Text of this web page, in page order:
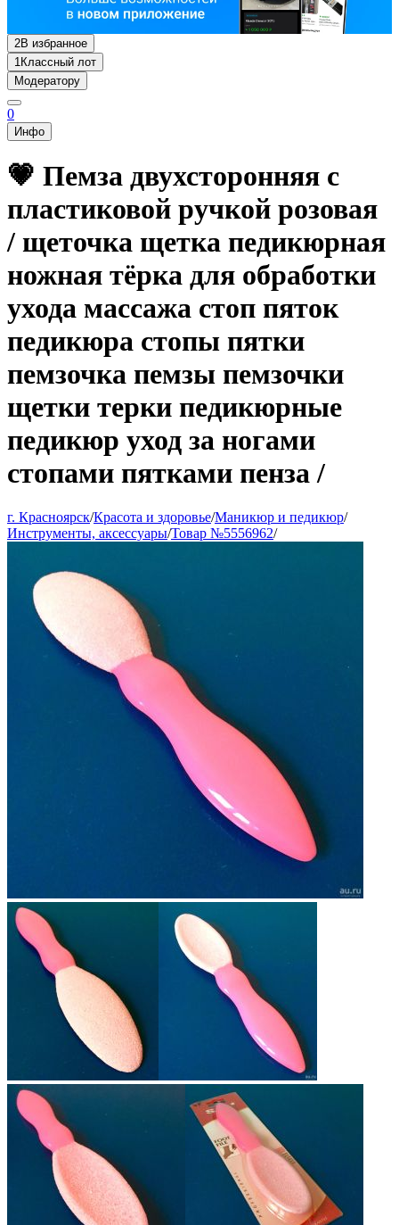
2В избранное
1Классный лот
Модератору
0
Инфо
💗 Пемза двухсторонняя с
пластиковой ручкой розовая
/ щеточка щетка педикюрная
ножная тёрка для обработки
ухода массажа стоп пяток
педикюра стопы пятки
пемзочка пемзы пемзочки
щетки терки педикюрные
педикюр уход за ногами
стопами пятками пенза /
г. Красноярск/Красота и здоровье/Маникюр и педикюр/
Инструменты, аксессуары/Товар №5556962/